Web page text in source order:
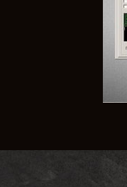
可以分为以下几类：